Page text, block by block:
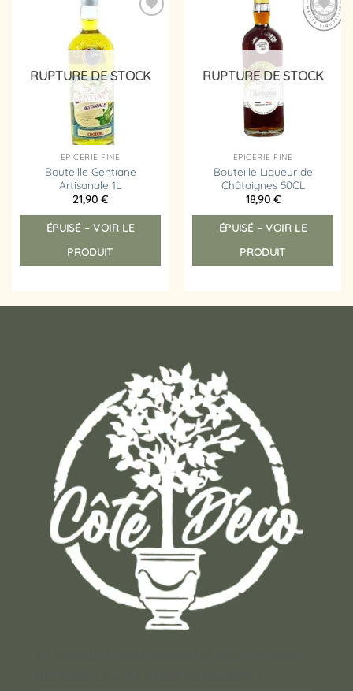
RUPTURE DE STOCK
EPICERIE FINE
Bouteille Gentiane
Artisanale 1L
21,90 €
ÉPUISÉ – VOIR LE
PRODUIT
Ajouter
RUPTURE DE STOCK
EPICERIE FINE
Bouteille Liqueur de
Châtaignes 50CL
18,90 €
ÉPUISÉ – VOIR LE
PRODUIT